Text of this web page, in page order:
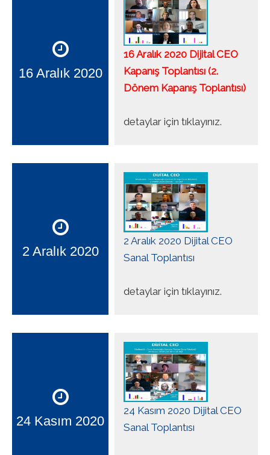
16 Aralık 2020
16 Aralık 2020 Dijital CEO
Kapanış Toplantısı (2.
Dönem Kapanış Toplantısı)
detaylar için tıklayınız.
2 Aralık 2020
2 Aralık 2020 Dijital CEO
Sanal Toplantısı
detaylar için tıklayınız.
24 Kasım 2020
24 Kasım 2020 Dijital CEO
Sanal Toplantısı